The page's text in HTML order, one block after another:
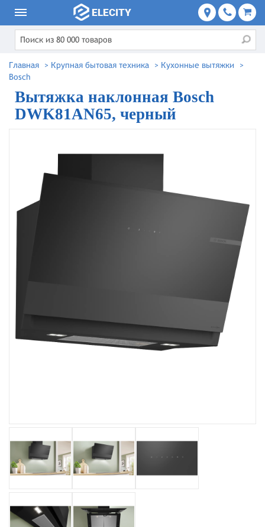
Главная > Крупная бытовая техника > Кухонные вытяжки
>
Bosch
Вытяжка наклонная Bosch
DWK81AN65, черный